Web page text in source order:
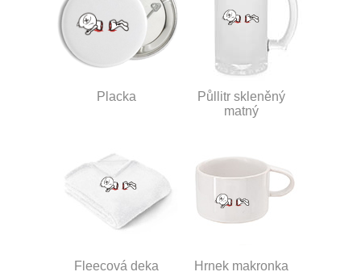
Placka
Půllitr skleněný
matný
Fleecová deka Hrnek makronka